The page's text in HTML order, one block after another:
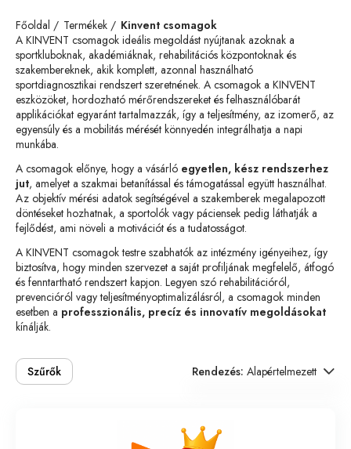
Főoldal Termékek
Kinvent csomagok
A KINVENT csomagok ideális megoldást nyújtanak azoknak a
sportkluboknak, akadémiáknak, rehabilitációs központoknak és
szakembereknek, akik komplett, azonnal használható
sportdiagnosztikai rendszert szeretnének. A csomagok a KINVENT
eszközöket, hordozható mérőrendszereket és felhasználóbarát
applikációkat egyaránt tartalmazzák, így a teljesítmény, az izomerő, az
egyensúly és a mobilitás mérését könnyedén integrálhatja a napi
munkába.
A csomagok előnye, hogy a vásárló egyetlen, kész rendszerhez
jut, amelyet a szakmai betanítással és támogatással együtt használhat.
Az objektív mérési adatok segítségével a szakemberek megalapozott
döntéseket hozhatnak, a sportolók vagy páciensek pedig láthatják a
fejlődést, ami növeli a motivációt és a tudatosságot.
A KINVENT csomagok testre szabhatók az intézmény igényeihez, így
biztosítva, hogy minden szervezet a saját profiljának megfelelő, átfogó
és fenntartható rendszert kapjon. Legyen szó rehabilitációról,
prevencióról vagy teljesítményoptimalizálásról, a csomagok minden
esetben a professzionális, precíz és innovatív megoldásokat
kínálják.
Szűrők Rendezés: Alapértelmezett
Ár szerint növekvő